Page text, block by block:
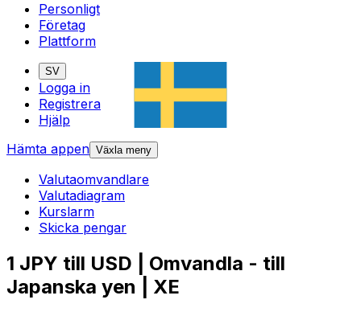
Personligt
Företag
Plattform
SV
Logga in
Registrera
Hjälp
Hämta appen Växla meny
Valutaomvandlare
Valutadiagram
Kurslarm
Skicka pengar
1 JPY till USD | Omvandla - till
Japanska yen | XE